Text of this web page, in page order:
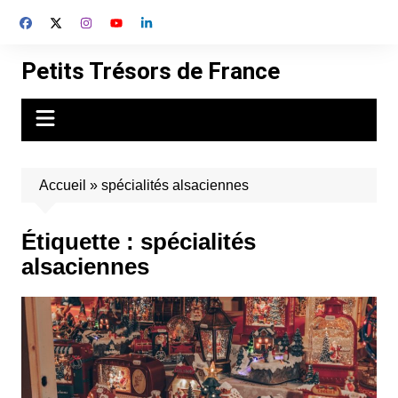
Petits Trésors de France
Accueil » spécialités alsaciennes
Étiquette : spécialités
alsaciennes